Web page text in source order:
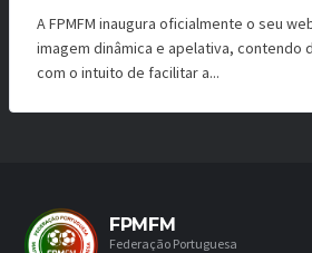
A FPMFM inaugura oficialmente o seu
imagem dinâmica e apelativa, contendo
com o intuito de facilitar a...
FPMFM
Federação Portuguesa